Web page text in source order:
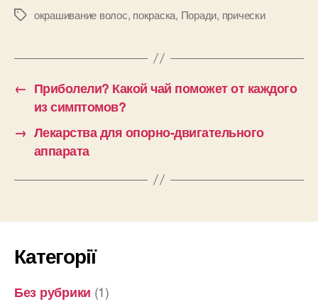
Позначки
окрашивание волос, покраска, Поради, прически
← Приболели? Какой чай поможет от каждого
из симптомов?
→ Лекарства для опорно-двигательного
аппарата
Категорії
Без рубрики (1)